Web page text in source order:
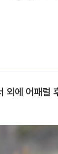
외에 어패럴